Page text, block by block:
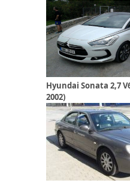
Hyundai Sonata 2,7
2002)